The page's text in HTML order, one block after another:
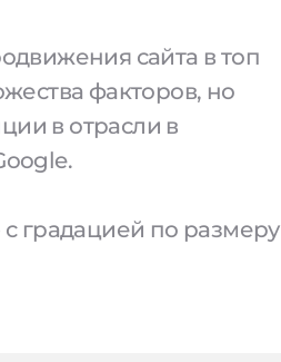
сайта в топ
факторов, но
в отрасли в
градацией по размеру